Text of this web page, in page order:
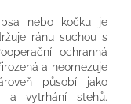
nebo kočku je
ránu suchou s
ochranná
a neomezuje
působí jako
a vytrhání stehů.